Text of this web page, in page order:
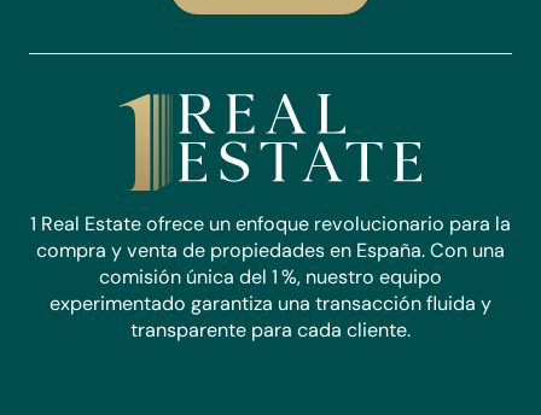
1 Real Estate ofrece un enfoque revolucionario para la
compra y venta de propiedades en España. Con una
comisión única del 1 %, nuestro equipo
experimentado garantiza una transacción fluida y
transparente para cada cliente.